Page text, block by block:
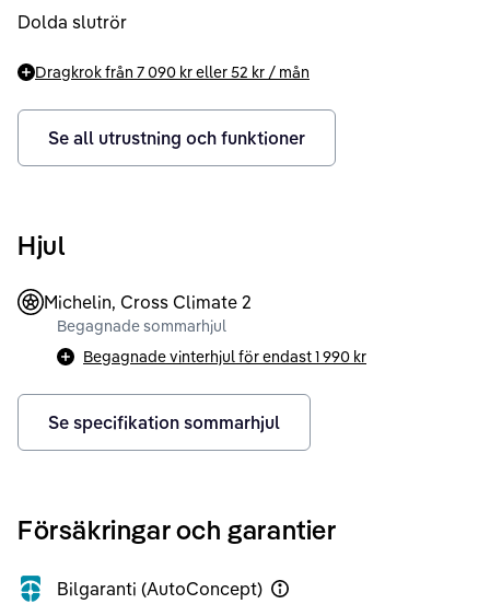
Dolda slutrör
Dragkrok från 7 090 kreller52 kr / mån
Se all utrustning och funktioner
Hjul
Michelin, Cross Climate 2
Begagnade sommarhjul
Begagnade vinterhjul för endast1 990 kr
Se specifikation sommarhjul
Försäkringar och garantier
Bilgaranti (AutoConcept)